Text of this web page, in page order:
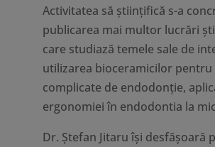
Activitatea să științifică s-a
publicarea mai multor lucrări
care studiază temele sale de
utilizarea bioceramicilor pentru
complicate de endodonție,
ergonomiei în endodontia la
Dr. Ştefan Jitaru își desfășoară